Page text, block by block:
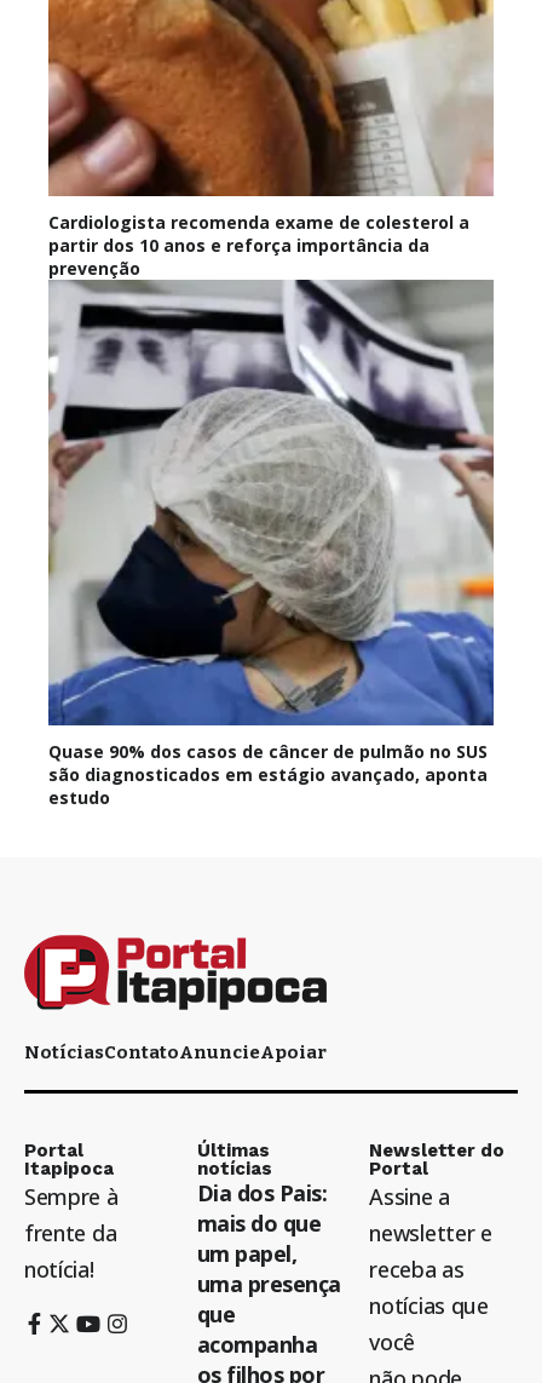
Cardiologista recomenda exame de colesterol a
partir dos 10 anos e reforça importância da
prevenção
Quase 90% dos casos de câncer de pulmão no SUS
são diagnosticados em estágio avançado, aponta
estudo
NotíciasContatoAnuncieApoiar
Portal
Itapipoca
Sempre à
frente da
notícia!
Últimas
notícias
Dia dos Pais:
mais do que
um papel,
uma presença
que
acompanha
os filhos por
Newsletter do
Portal
Assine a
newsletter e
receba as
notícias que
você